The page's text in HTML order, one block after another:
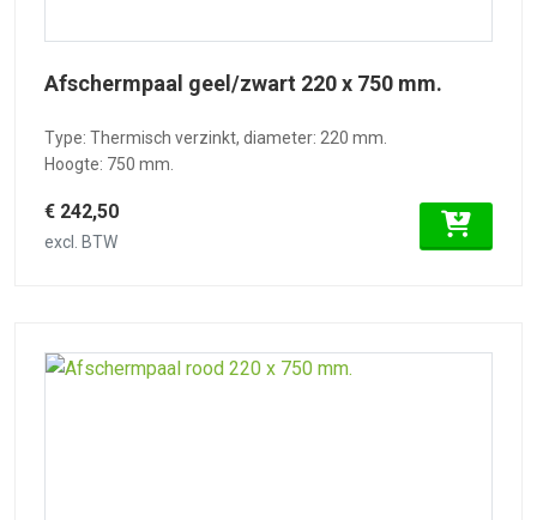
Afschermpaal geel/zwart 220 x 750 mm.
Type: Thermisch verzinkt, diameter: 220 mm.
Hoogte: 750 mm.
€ 242,50
excl. BTW